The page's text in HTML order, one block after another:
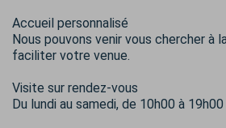
Accueil personnalisé
Nous pouvons venir vous chercher à
faciliter votre venue.
Visite sur rendez-vous
Du lundi au samedi, de 10h00 à 19h00